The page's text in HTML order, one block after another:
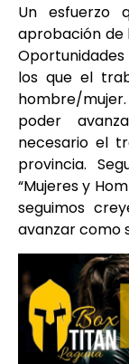
Un esfuerzo
aprobación de
los que el
hombre/
poder
necesario el
provincia.
“Mujeres y
seguimos
avanzar como